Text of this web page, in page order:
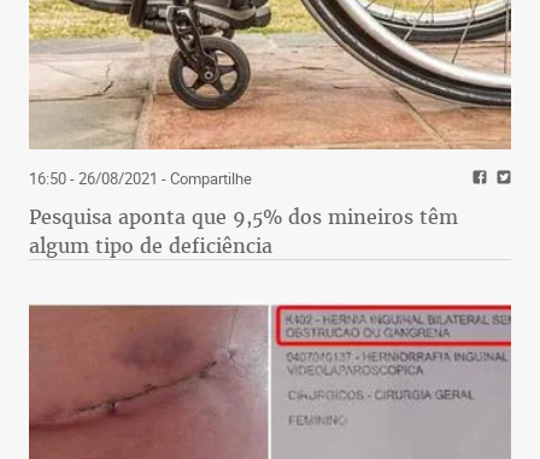
16:50 - 26/08/2021 - Compartilhe
Pesquisa aponta que 9,5% dos mineiros têm
algum tipo de deficiência